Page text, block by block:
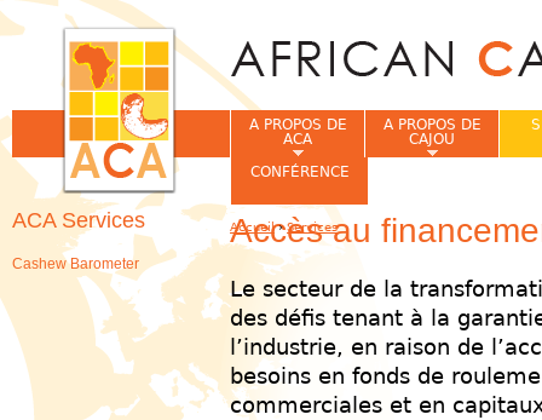
Accès au
Le secteur de la
des défis tenant à la
l’industrie, en raison de
besoins en fonds de
commerciales et en
A PROPOS DE
ACA
A PROPOS DE
CAJOU
CONFÉRENCE
Vous êtes ici
Accueil›Services
ACA Services
Cashew Barometer